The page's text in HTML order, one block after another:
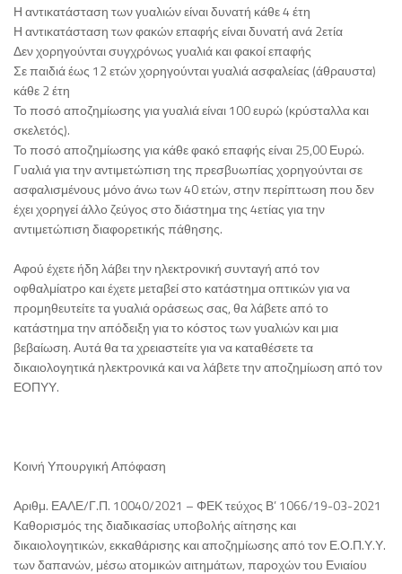
Η αντικατάσταση των γυαλιών είναι δυνατή κάθε 4 έτη
Η αντικατάσταση των φακών επαφής είναι δυνατή ανά 2ετία
Δεν χορηγούνται συγχρόνως γυαλιά και φακοί επαφής
Σε παιδιά έως 12 ετών χορηγούνται γυαλιά ασφαλείας (άθραυστα)
κάθε 2 έτη
Το ποσό αποζημίωσης για γυαλιά είναι 100 ευρώ (κρύσταλλα και
σκελετός).
Το ποσό αποζημίωσης για κάθε φακό επαφής είναι 25,00 Ευρώ.
Γυαλιά για την αντιμετώπιση της πρεσβυωπίας χορηγούνται σε
ασφαλισμένους μόνο άνω των 40 ετών, στην περίπτωση που δεν
έχει χορηγεί άλλο ζεύγος στο διάστημα της 4ετίας για την
αντιμετώπιση διαφορετικής πάθησης.
Αφού έχετε ήδη λάβει την ηλεκτρονική συνταγή από τον
οφθαλμίατρο και έχετε μεταβεί στο κατάστημα οπτικών για να
προμηθευτείτε τα γυαλιά οράσεως σας, θα λάβετε από το
κατάστημα την απόδειξη για το κόστος των γυαλιών και μια
βεβαίωση. Αυτά θα τα χρειαστείτε για να καταθέσετε τα
δικαιολογητικά ηλεκτρονικά και να λάβετε την αποζημίωση από τον
ΕΟΠΥΥ.
Κοινή Υπουργική Απόφαση
Αριθμ. ΕΑΛΕ/Γ.Π. 10040/2021 – ΦΕΚ τεύχος Β’ 1066/19-03-2021
Καθορισμός της διαδικασίας υποβολής αίτησης και
δικαιολογητικών, εκκαθάρισης και αποζημίωσης από τον Ε.Ο.Π.Υ.Υ.
των δαπανών, μέσω ατομικών αιτημάτων, παροχών του Ενιαίου